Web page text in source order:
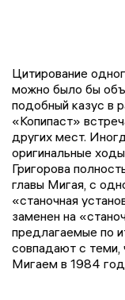
Цитирование
можно было бы
подобный казус в
«Копипаст»
других мест.
оригинальные
Григорова
главы Мигая, с
«станочная
заменен на
предлагаемые по
совпадают с
Мигаем в 1984